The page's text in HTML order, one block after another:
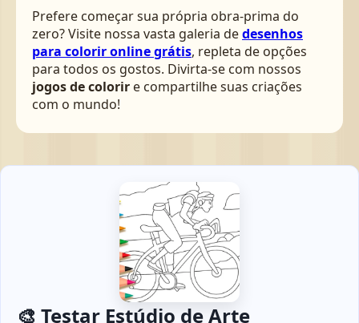
Prefere começar sua própria obra-prima do
zero? Visite nossa vasta galeria dedesenhos
para colorir online grátis, repleta de opções
para todos os gostos. Divirta-se com nossos
jogos de colorir e compartilhe suas criações
com o mundo!
🎨 Testar Estúdio de Arte